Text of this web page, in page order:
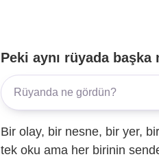
Peki aynı rüyada başka
Bir olay, bir nesne, bir yer,
tek oku ama her birinin